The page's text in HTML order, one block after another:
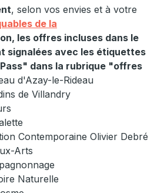
, selon vos envies et à votre
de la
les offres incluses dans le
signalées avec les étiquettes
dans la rubrique "offres
d'Azay-le-Rideau
de Villandry
Contemporaine Olivier Debré
Arts
Naturelle